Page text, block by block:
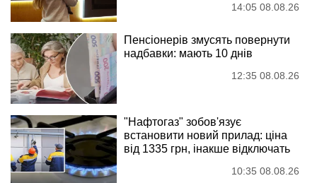
14:05 08.08.26
Пенсіонерів змусять повернути
надбавки: мають 10 днів
12:35 08.08.26
"Нафтогаз" зобов'язує
встановити новий прилад: ціна
від 1335 грн, інакше відключать
10:35 08.08.26